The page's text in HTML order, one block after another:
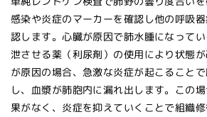
感染や炎症のマーカーを確認し他の呼吸
認します。心臓が原因で肺水腫になって
泄させる薬（利尿剤）の使用により状態
が原因の場合、急激な炎症が起こること
し、血漿が肺胞内に漏れ出します。この
果がなく、炎症を抑えていくことで組織